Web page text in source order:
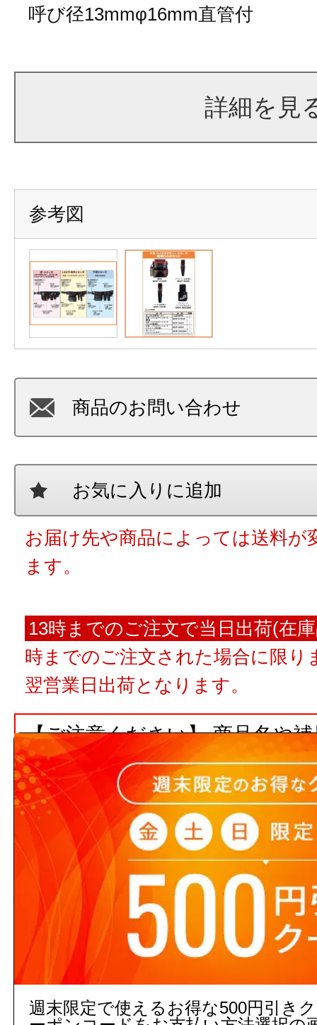
呼び径13mmφ16mm直管付
詳細を見
参考図
商品のお問い合わせ
お気に入りに追加
お届け先や商品によっては送料が
ます。
13時までのご注文で当日出荷(在
時までのご注文された場合に限り
翌営業日出荷となります。
【ご注意ください】 商品名や
ト数が入っていない場合、単品
注文の際の合計金額は発注単位
でご注意下さい。
3,000円以上 (税込) のご注文
５営業日出荷(メーカー手配品)
商品コード：
週末限定で使えるお得な500円引き